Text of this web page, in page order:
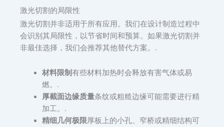
激光切割的局限性
激光切割并非适用于所有应用。我们在设计制造过程中
会识别其局限性，以节省时间和预算。如果激光切割并
非最佳选择，我们会推荐其他替代方案。.
材料限制有些材料加热时会释放有害气体或易
燃。.
厚截面边缘质量条纹或粗糙边缘可能需要进行精
加工。.
精细几何极限厚板上的小孔、窄桥或精细结构可